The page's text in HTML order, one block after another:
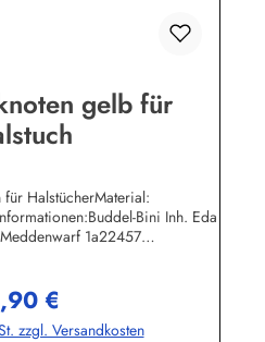
gelb für
für HalstücherMaterial:
Bini Inh. Eda
1a22457
Preis:
€
zzgl. Versandkosten